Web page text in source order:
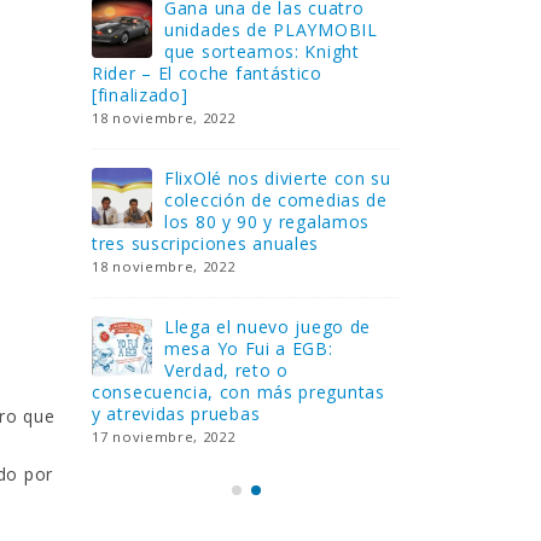
que
por
no
a
o
se
Gana una de las cuatro
unidades de PLAYMOBIL
que sorteamos: Knight
Rider – El coche fantástico
[finalizado]
18 noviembre, 2022
FlixOlé nos divierte con su
colección de comedias de
los 80 y 90 y regalamos
tres suscripciones anuales
18 noviembre, 2022
Llega el nuevo juego de
mesa Yo Fui a EGB:
Verdad, reto o
consecuencia, con más preguntas
y atrevidas pruebas
17 noviembre, 2022